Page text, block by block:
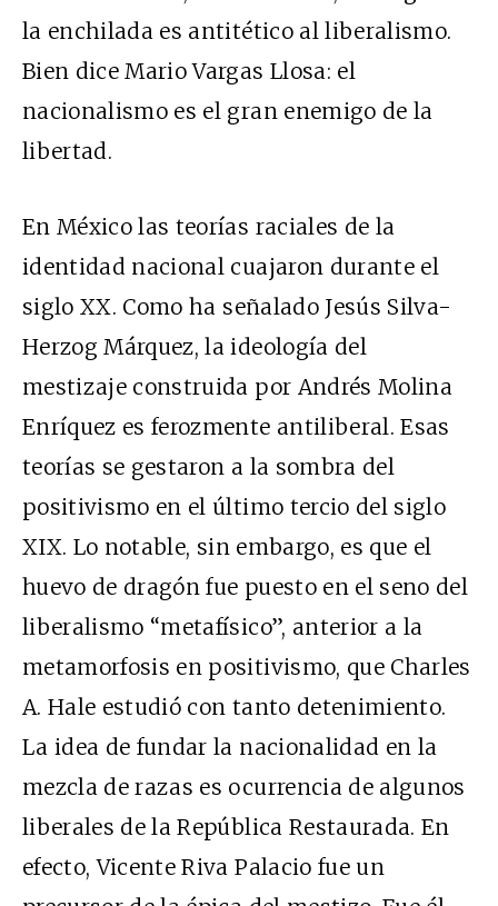
la enchilada es antitético al liberalismo.
Bien dice Mario Vargas Llosa: el
nacionalismo es el gran enemigo de la
libertad.
En México las teorías raciales de la
identidad nacional cuajaron durante el
sigloXX. Como ha señalado Jesús Silva-
Herzog Márquez, la ideología del
mestizaje construida por Andrés Molina
Enríquez es ferozmente antiliberal. Esas
teorías se gestaron a la sombra del
positivismo en el último tercio del siglo
XIX. Lo notable, sin embargo, es que el
huevo de dragón fue puesto en el seno del
liberalismo “metafísico”, anterior a la
metamorfosis en positivismo, que Charles
A. Hale estudió con tanto detenimiento.
La idea de fundar la nacionalidad en la
mezcla de razas es ocurrencia de algunos
liberales de la República Restaurada. En
efecto, Vicente Riva Palacio fue un